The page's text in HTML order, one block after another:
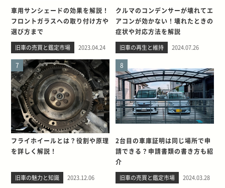
車用サンシェードの効果を解説！
フロントガラスへの取り付け方や
選び方まで
旧車の売買と鑑定市場 2023.04.24
クルマのコンデンサーが壊れてエ
アコンが効かない！壊れたときの
症状や対応方法を解説
旧車の再生と維持 2024.07.26
7
フライホイールとは？役割や原理
を詳しく解説！
旧車の魅力と知識 2023.12.06
8
2台目の車庫証明は同じ場所で申
請できる？申請書類の書き方も紹
介
旧車の売買と鑑定市場 2024.03.28